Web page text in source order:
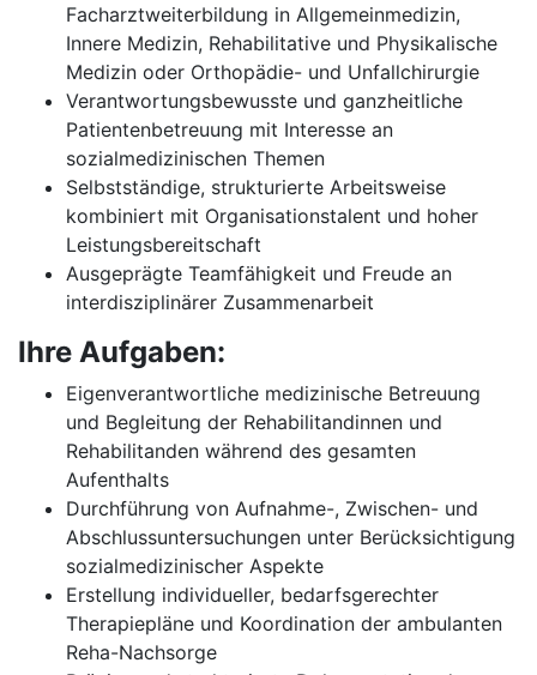
Facharztweiterbildung in Allgemeinmedizin,
Innere Medizin, Rehabilitative und Physikalische
Medizin oder Orthopädie- und Unfallchirurgie
Verantwortungsbewusste und ganzheitliche
Patientenbetreuung mit Interesse an
sozialmedizinischen Themen
Selbstständige, strukturierte Arbeitsweise
kombiniert mit Organisationstalent und hoher
Leistungsbereitschaft
Ausgeprägte Teamfähigkeit und Freude an
interdisziplinärer Zusammenarbeit
Ihre Aufgaben:
Eigenverantwortliche medizinische Betreuung
und Begleitung der Rehabilitandinnen und
Rehabilitanden während des gesamten
Aufenthalts
Durchführung von Aufnahme-, Zwischen- und
Abschlussuntersuchungen unter Berücksichtigung
sozialmedizinischer Aspekte
Erstellung individueller, bedarfsgerechter
Therapiepläne und Koordination der ambulanten
Reha-Nachsorge